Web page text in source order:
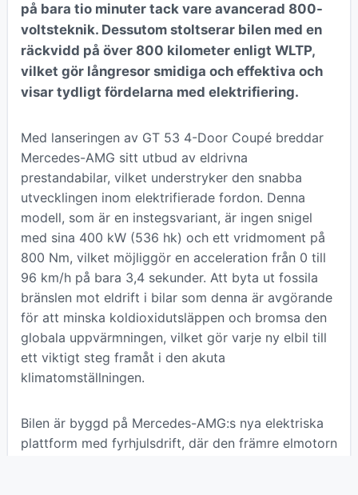
på bara tio minuter tack vare avancerad 800-
voltsteknik. Dessutom stoltserar bilen med en
räckvidd på över 800 kilometer enligt WLTP,
vilket gör långresor smidiga och effektiva och
visar tydligt fördelarna med elektrifiering.
Med lanseringen av GT 53 4-Door Coupé breddar
Mercedes-AMG sitt utbud av eldrivna
prestandabilar, vilket understryker den snabba
utvecklingen inom elektrifierade fordon. Denna
modell, som är en instegsvariant, är ingen snigel
med sina 400 kW (536 hk) och ett vridmoment på
800 Nm, vilket möjliggör en acceleration från 0 till
96 km/h på bara 3,4 sekunder. Att byta ut fossila
bränslen mot eldrift i bilar som denna är avgörande
för att minska koldioxidutsläppen och bromsa den
globala uppvärmningen, vilket gör varje ny elbil till
ett viktigt steg framåt i den akuta
klimatomställningen.
Bilen är byggd på Mercedes-AMG:s nya elektriska
plattform med fyrhjulsdrift, där den främre elmotorn